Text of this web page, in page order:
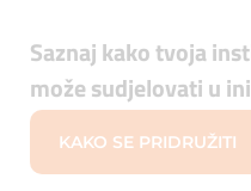
Saznaj kako tvoja
može sudjelovati u
KAKO SE PRIDRUŽITI